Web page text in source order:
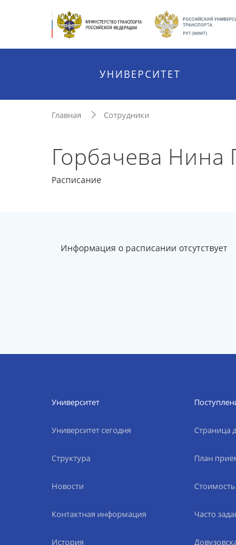
УНИВЕРСИТЕТ
Главная Сотрудники
Горбачева Нина
Расписание
Информация о расписании отсутствует
Университет
Университет сегодня
Структура
Новости
Контактная информация
История
Страница
План
Часто